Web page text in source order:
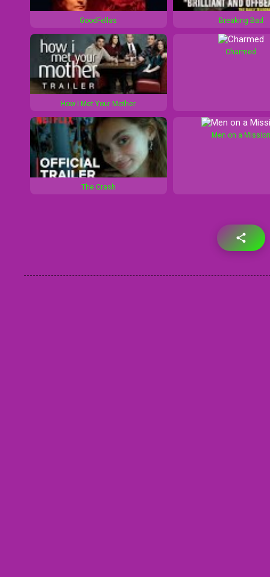
GoodFellas Breaking Bad
How I Met Your Mother
Charmed
The Crash
Men on a Mission